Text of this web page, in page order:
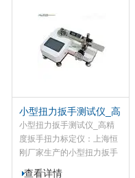
可配置数显、表盘推拉力...
小型扭力扳手测试仪_高
精度扳手扭力标定仪
小型扭力扳手测试仪_高精
度扳手扭力标定仪：上海恒
刚厂家生产的小型扭力扳手
测试仪是用于测试扭力扳手
查看详情